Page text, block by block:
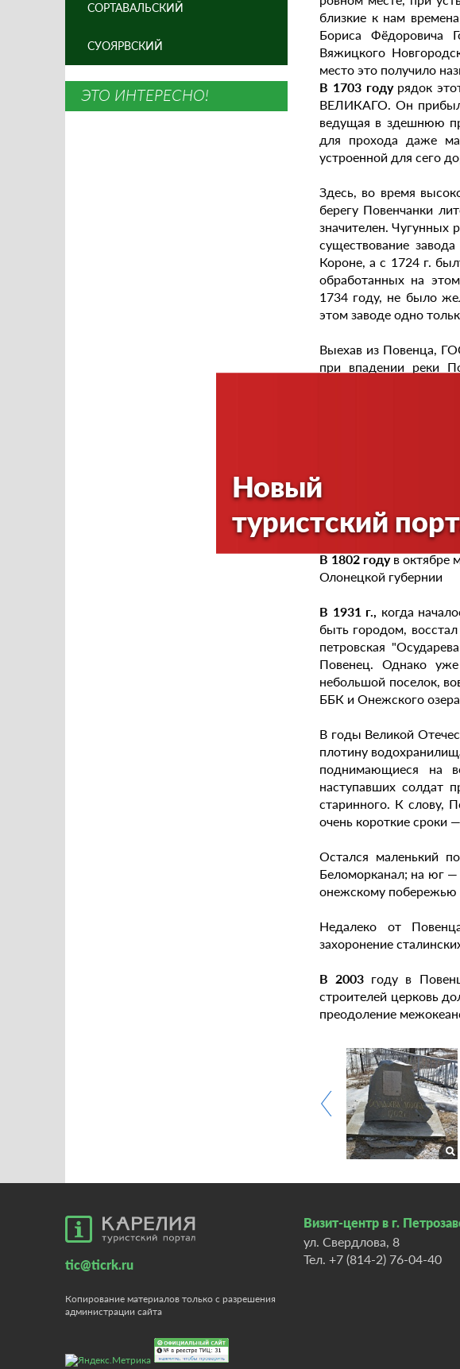
близкие к нам
Бориса Фёдоровича
Вяжицкого
место это получило
В 1703 году рядок
ВЕЛИКАГО. Он прибыл
ведущая в здешнюю
для прохода даже
устроенной для сего
Здесь, во время
берегу Повенчанки
значителен. Чугунных
существование
Короне, а с 1724 г.
обработанных на
1734 году, не было
этом заводе одно
Выехав из Повенца,
при впадении реки
молебствие. Ветер
История г. Повенца
. в Повенце
С 1780
Повенец
Олонецкой В этом
причислено к Кемскому
назван был
В 1802 годув октябре
Олонецкой губернии
В 1931 г., когда
быть городом,
петровская
Повенец. Однако
небольшой поселок,
ББК и Онежского
В годы Великой
плотину
поднимающиеся на
наступавших солдат
старинного. К слову,
очень короткие сроки
Остался маленький
Беломорканал; на юг
онежскому побережью
Недалеко от
захоронение
В 2003 году в
строителей церковь
преодоление
СОРТАВАЛЬСКИЙ
СУОЯРВСКИЙ
ЭТО ИНТЕРЕСНО!
tic@ticrk.ru
Копирование материалов только с разрешения
администрации сайта
Визит-центр в г.
ул. Свердлова, 8
Тел. +7 (814-2) 76-04-40
Новый
туристский